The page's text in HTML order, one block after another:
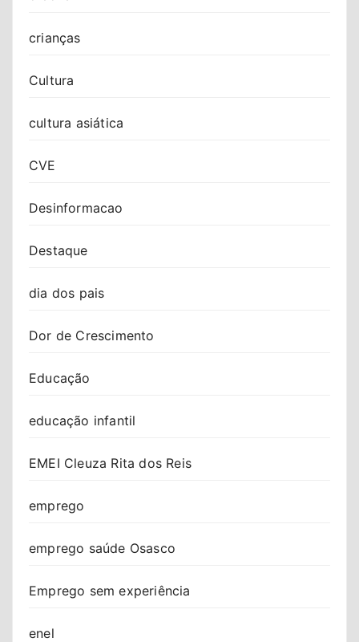
crianças
Cultura
cultura asiática
CVE
Desinformacao
Destaque
dia dos pais
Dor de Crescimento
Educação
educação infantil
EMEI Cleuza Rita dos Reis
emprego
emprego saúde Osasco
Emprego sem experiência
enel